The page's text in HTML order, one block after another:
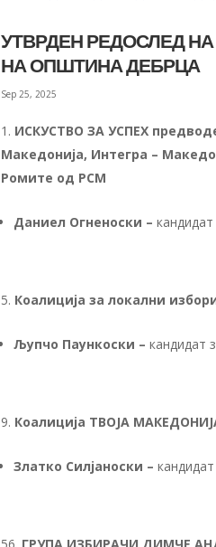
УТВРДЕН РЕДОСЛЕД
НА ОПШТИНА ДЕБРЦА
Sep 25, 2025
ИСКУСТВО ЗА УСПЕХ
Македонија, Интегра –
Ромите од РСМ
Даниел Огненоски –
Коалиција за локални
Љупчо Паункоски –кандидат
Коалиција ТВОЈА
Златко Силјаноски –